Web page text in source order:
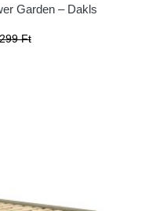
Garden – Dakls
Ft